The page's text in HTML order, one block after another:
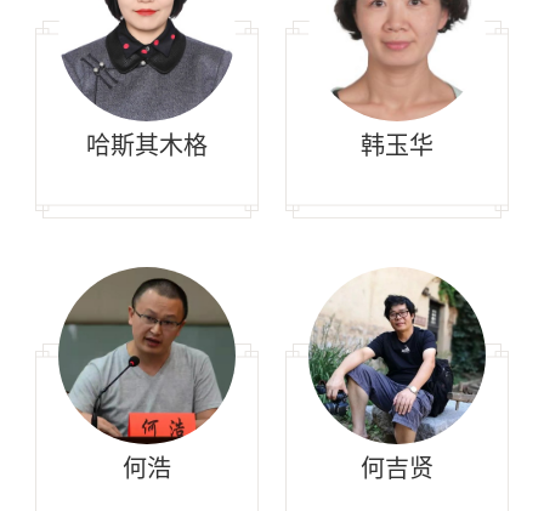
哈斯其木格 韩玉华
何浩 何吉贤